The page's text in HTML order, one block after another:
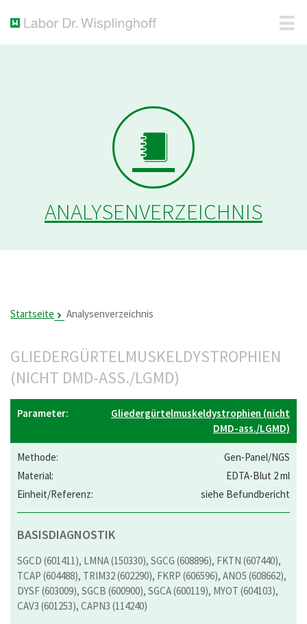
ANALYSENVERZEICHNIS
Startseite Analysenverzeichnis
GLIEDERGÜRTELMUSKELDYSTROPHIEN
(NICHT DMD-ASS./LGMD)
Gliedergürtelmuskeldystrophien (nicht
DMD-ass./LGMD)
Gen-Panel/NGS
EDTA-Blut 2 ml
siehe Befundbericht
BASISDIAGNOSTIK
SGCD (601411), LMNA (150330), SGCG (608896), FKTN (607440),
TCAP (604488), TRIM32 (602290), FKRP (606596), ANO5 (608662),
DYSF (603009), SGCB (600900), SGCA (600119), MYOT (604103),
CAV3 (601253), CAPN3 (114240)